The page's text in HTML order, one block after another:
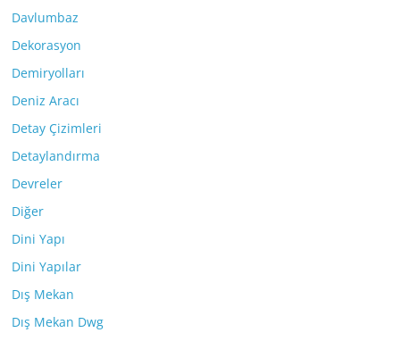
Davlumbaz
Dekorasyon
Demiryolları
Deniz Aracı
Detay Çizimleri
Detaylandırma
Devreler
Diğer
Dini Yapı
Dini Yapılar
Dış Mekan
Dış Mekan Dwg